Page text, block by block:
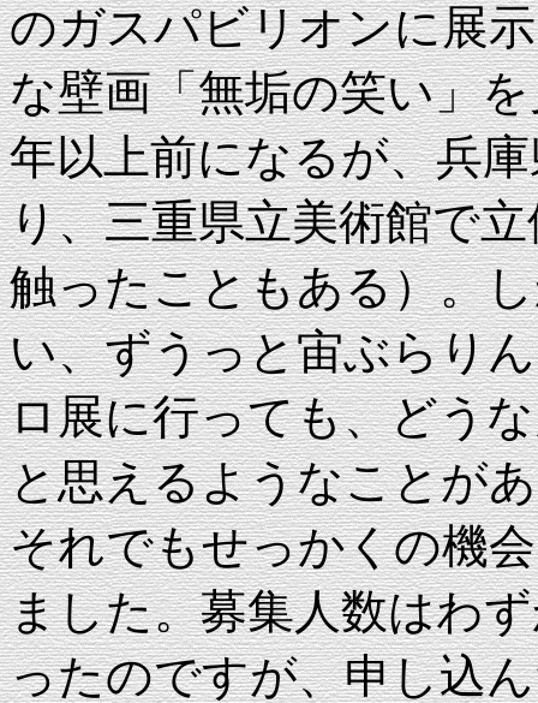
のガスパビリオンに展
な壁画「無垢の笑い」
年以上前になるが、兵
り、三重県立美術館で
触ったこともある）。
い、ずうっと宙ぶらり
ロ展に行っても、どう
と思えるようなことが
それでもせっかくの機
ました。募集人数はわ
ったのですが、申し込